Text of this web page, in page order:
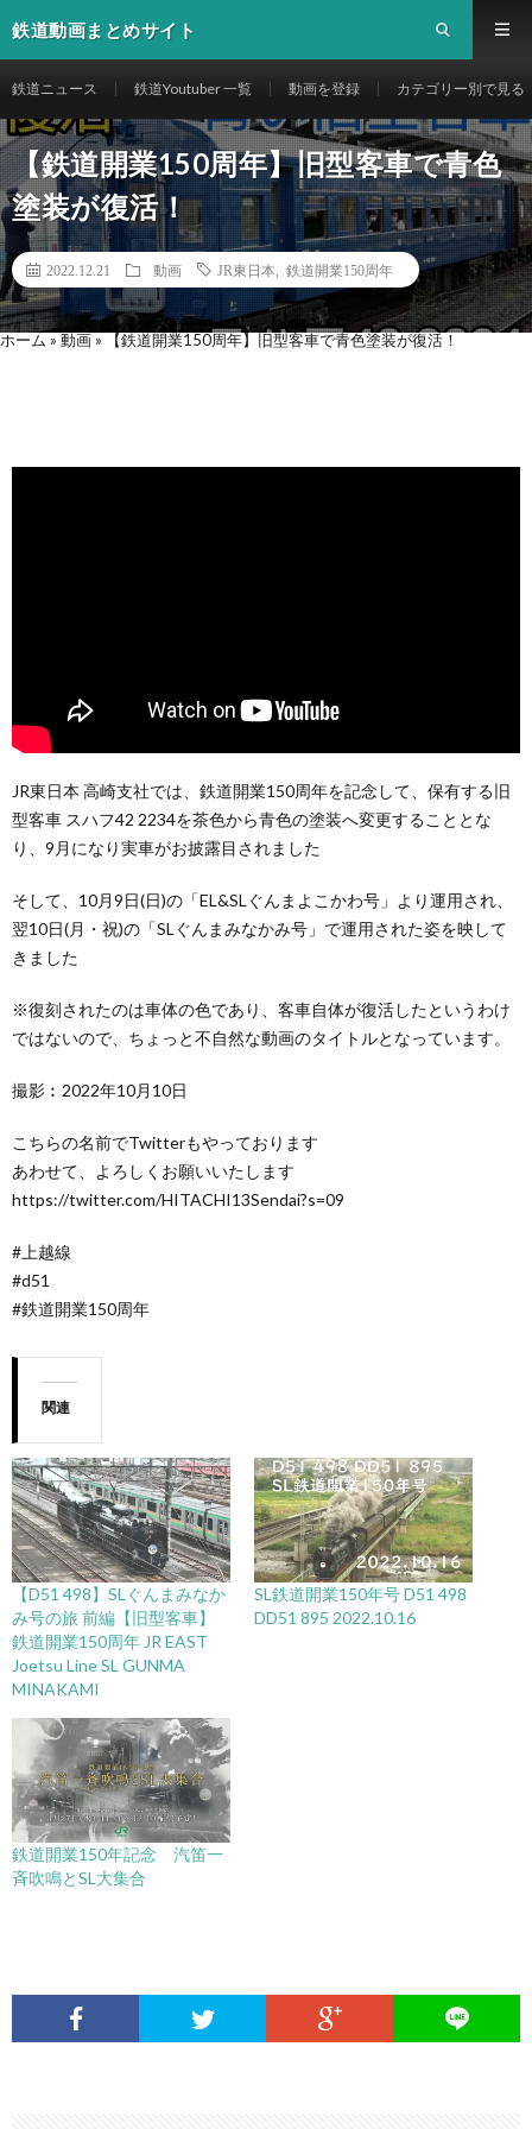
鉄道動画まとめサイト
鉄道ニュース 鉄道Youtuber 一覧 動画を登録 カテゴリー別で見る
【鉄道開業150周年】旧型客車で青色
塗装が復活！
2022.12.21 動画 JR東日本 鉄道開業150周年
ホーム » 動画 » 【鉄道開業150周年】旧型客車で青色塗装が復活！
JR東日本 高崎支社では、鉄道開業150周年を記念して、保有する旧
型客車 スハフ42 2234を茶色から青色の塗装へ変更することとな
り、9月になり実車がお披露目されました
そして、10月9日(日)の「EL&SLぐんまよこかわ号」より運用され、
翌10日(月・祝)の「SLぐんまみなかみ号」で運用された姿を映して
きました
※復刻されたのは車体の色であり、客車自体が復活したというわけ
ではないので、ちょっと不自然な動画のタイトルとなっています。
撮影︰2022年10月10日
こちらの名前でTwitterもやっております
あわせて、よろしくお願いいたします
https://twitter.com/HITACHI13Sendai?s=09
#上越線
#d51
#鉄道開業150周年
関連
【D51 498】SLぐんまみなか
み号の旅 前編【旧型客車】
鉄道開業150周年 JR EAST
Joetsu Line SL GUNMA
MINAKAMI
SL鉄道開業150年号 D51 498
DD51 895 2022.10.16
鉄道開業150年記念 汽笛一
斉吹鳴とSL大集合